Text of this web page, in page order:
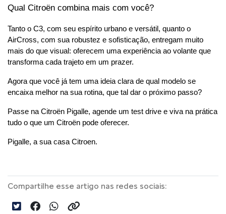
Qual Citroën combina mais com você?
Tanto o C3, com seu espírito urbano e versátil, quanto o
AirCross, com sua robustez e sofisticação, entregam muito
mais do que visual: oferecem uma experiência ao volante que
transforma cada trajeto em um prazer.
Agora que você já tem uma ideia clara de qual modelo se
encaixa melhor na sua rotina, que tal dar o próximo passo?
Passe na Citroën Pigalle, agende um test drive e viva na prática
tudo o que um Citroën pode oferecer.
Pigalle, a sua casa Citroen.
Compartilhe esse artigo nas redes sociais: